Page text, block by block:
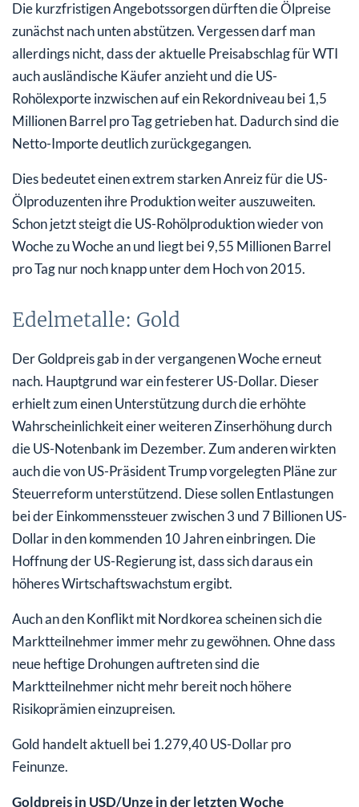
Die kurzfristigen Angebotssorgen dürften die Ölpreise
zunächst nach unten abstützen. Vergessen darf man
allerdings nicht, dass der aktuelle Preisabschlag für WTI
auch ausländische Käufer anzieht und die US-
Rohölexporte inzwischen auf ein Rekordniveau bei 1,5
Millionen Barrel pro Tag getrieben hat. Dadurch sind die
Netto-Importe deutlich zurückgegangen.
Dies bedeutet einen extrem starken Anreiz für die US-
Ölproduzenten ihre Produktion weiter auszuweiten.
Schon jetzt steigt die US-Rohölproduktion wieder von
Woche zu Woche an und liegt bei 9,55 Millionen Barrel
pro Tag nur noch knapp unter dem Hoch von 2015.
Edelmetalle: Gold
Der Goldpreis gab in der vergangenen Woche erneut
nach. Hauptgrund war ein festerer US-Dollar. Dieser
erhielt zum einen Unterstützung durch die erhöhte
Wahrscheinlichkeit einer weiteren Zinserhöhung durch
die US-Notenbank im Dezember. Zum anderen wirkten
auch die von US-Präsident Trump vorgelegten Pläne zur
Steuerreform unterstützend. Diese sollen Entlastungen
bei der Einkommenssteuer zwischen 3 und 7 Billionen US-
Dollar in den kommenden 10 Jahren einbringen. Die
Hoffnung der US-Regierung ist, dass sich daraus ein
höheres Wirtschaftswachstum ergibt.
Auch an den Konflikt mit Nordkorea scheinen sich die
Marktteilnehmer immer mehr zu gewöhnen. Ohne dass
neue heftige Drohungen auftreten sind die
Marktteilnehmer nicht mehr bereit noch höhere
Risikoprämien einzupreisen.
Gold handelt aktuell bei 1.279,40 US-Dollar pro
Feinunze.
Goldpreis in USD/Unze in der letzten Woche